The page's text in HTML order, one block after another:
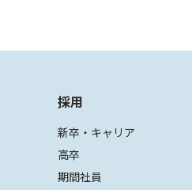
採用
新卒・キャリア
高卒
期間社員